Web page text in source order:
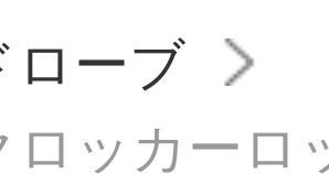
ローブ
ッカーロ